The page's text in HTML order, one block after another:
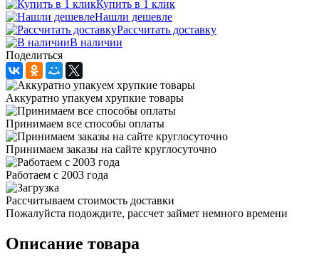
Купить в 1 клик
Нашли дешевле
Рассчитать доставку
В наличии
Поделиться
Аккуратно упакуем хрупкие товары
Принимаем все способы оплаты
Принимаем заказы на сайте круглосуточно
Работаем с 2003 года
Рассчитываем стоимость доставки
Пожалуйста подождите, рассчет займет немного времени
Описание товара